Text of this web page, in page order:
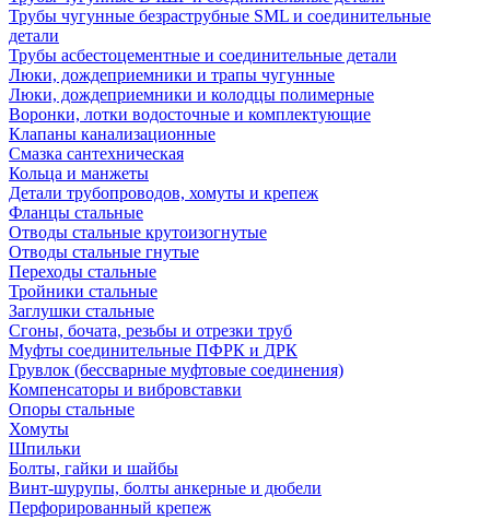
Трубы чугунные безраструбные SML и соединительные
детали
Трубы асбестоцементные и соединительные детали
Люки, дождеприемники и трапы чугунные
Люки, дождеприемники и колодцы полимерные
Воронки, лотки водосточные и комплектующие
Клапаны канализационные
Смазка сантехническая
Кольца и манжеты
Детали трубопроводов, хомуты и крепеж
Фланцы стальные
Отводы стальные крутоизогнутые
Отводы стальные гнутые
Переходы стальные
Тройники стальные
Заглушки стальные
Сгоны, бочата, резьбы и отрезки труб
Муфты соединительные ПФРК и ДРК
Грувлок (бессварные муфтовые соединения)
Компенсаторы и вибровставки
Опоры стальные
Хомуты
Шпильки
Болты, гайки и шайбы
Винт-шурупы, болты анкерные и дюбели
Перфорированный крепеж